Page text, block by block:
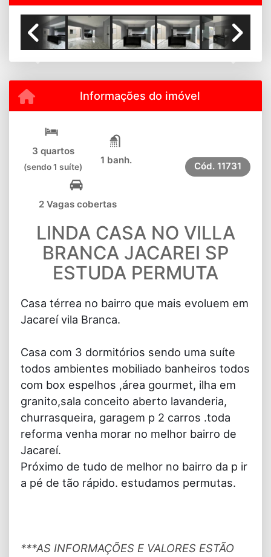
Previous Next
Informações do imóvel
3 quartos
(sendo 1 suíte)
1 banh.
2 Vagas cobertas
Cód. 11731
LINDA CASA NO VILLA
BRANCA JACAREI SP
ESTUDA PERMUTA
Casa térrea no bairro que mais evoluem em
Jacareí vila Branca.
Casa com 3 dormitórios sendo uma suíte
todos ambientes mobiliado banheiros todos
com box espelhos ,área gourmet, ilha em
granito,sala conceito aberto lavanderia,
churrasqueira, garagem p 2 carros .toda
reforma venha morar no melhor bairro de
Jacareí.
Próximo de tudo de melhor no bairro da p ir
a pé de tão rápido. estudamos permutas.
***AS INFORMAÇÕES E VALORES ESTÃO